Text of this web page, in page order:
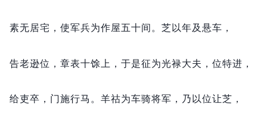
素无居宅， 使军兵为作屋五十间。 芝以年及悬车，
告老逊位， 章表十馀上， 于是征为光禄大夫， 位特进，
给吏卒， 门施行马。 羊祜为车骑将军， 乃以位让芝，